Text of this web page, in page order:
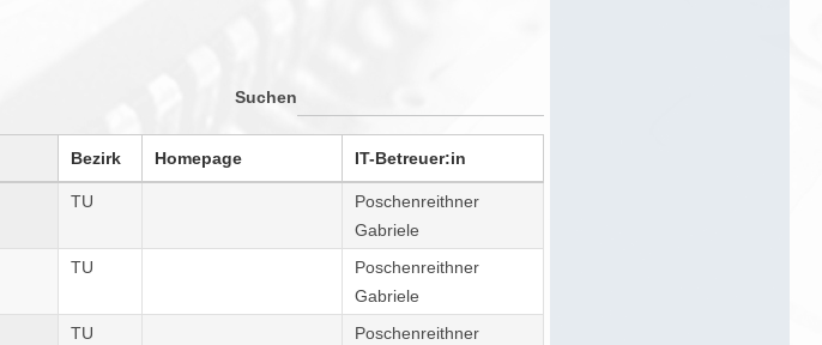
Suchen
Bezirk Homepage IT-Betreuer:in
TU
Poschenreithner
Gabriele
TU
Poschenreithner
Gabriele
TU Poschenreithner